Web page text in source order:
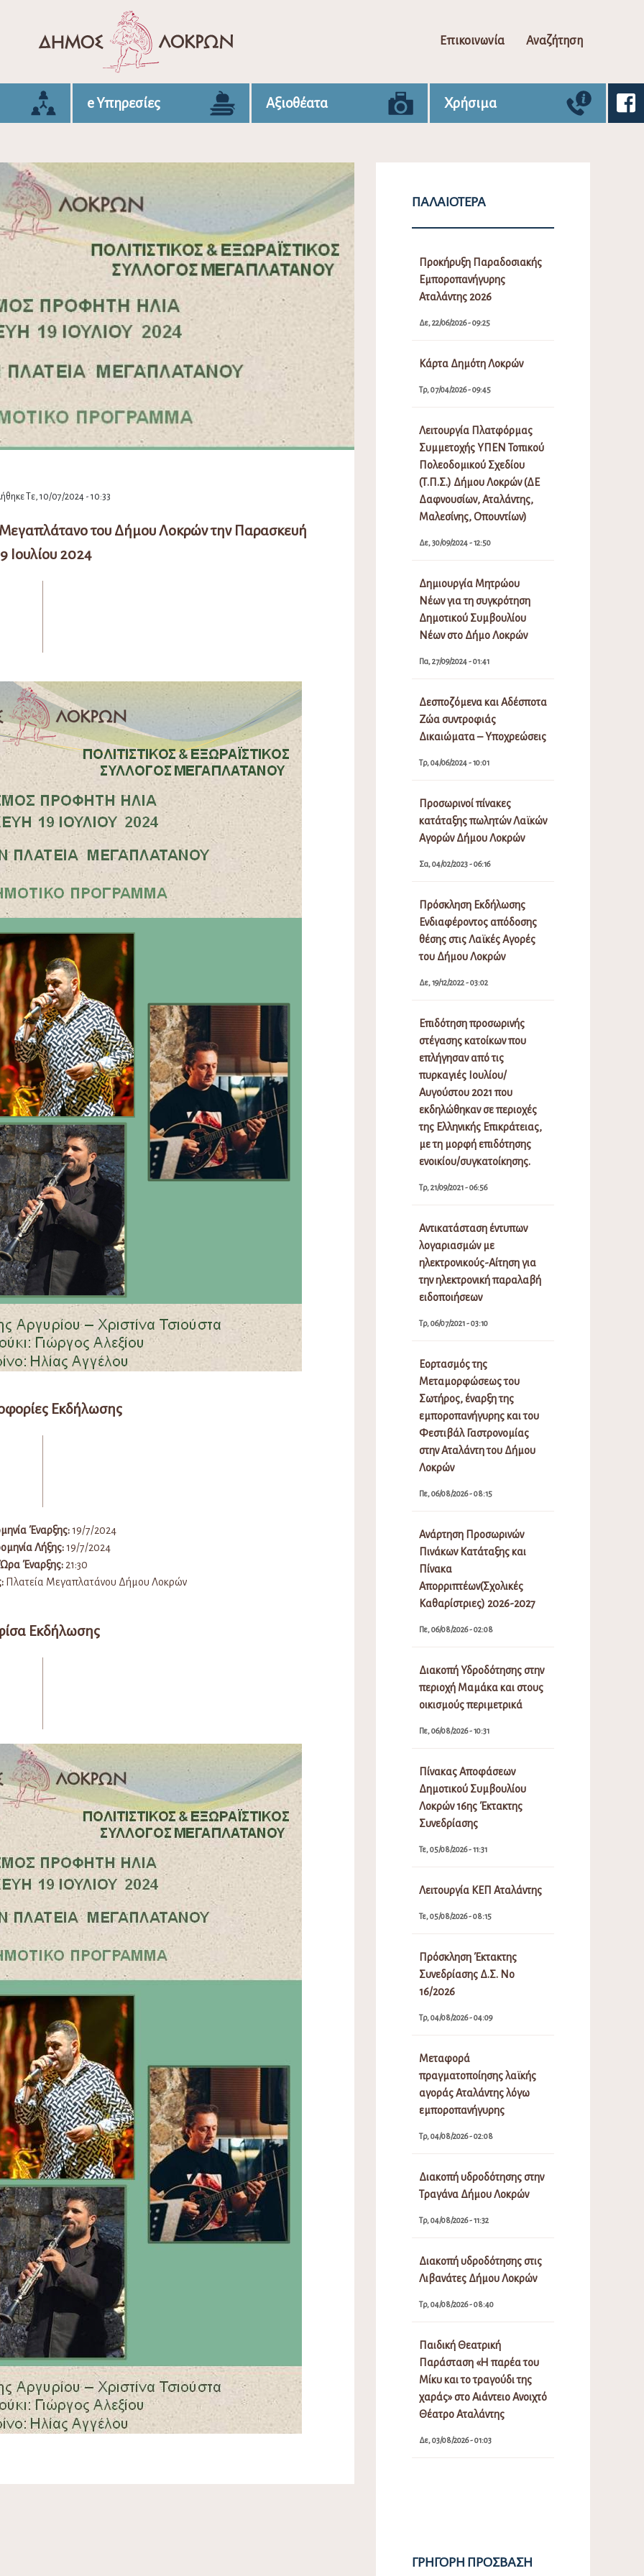
Επικοινωνία Αναζήτηση
e Υπηρεσίες Αξιοθέατα Χρήσιμα
Τε, 10/07/2024 - 10:33
του Δήμου Λοκρών την Παρασκευή
Ιουλίου 2024
Εκδήλωσης
Έναρξης:19/7/2024
Λήξης:19/7/2024
Έναρξης:21:30
Πλατεία Μεγαπλατάνου Δήμου Λοκρών
Εκδήλωσης
ΠΑΛΑΙΌΤΕΡΑ
Προκήρυξη Παραδοσιακής
Εμποροπανήγυρης
Αταλάντης 2026
Δε, 22/06/2026 - 09:25
Κάρτα Δημότη Λοκρών
Τρ, 07/04/2026 - 09:45
Λειτουργία Πλατφόρμας
Συμμετοχής ΥΠΕΝ Τοπικού
Πολεοδομικού Σχεδίου
(Τ.Π.Σ.) Δήμου Λοκρών (ΔΕ
Δαφνουσίων, Αταλάντης,
Μαλεσίνης, Οπουντίων)
Δε, 30/09/2024 - 12:50
Δημιουργία Μητρώου
Νέων για τη συγκρότηση
Δημοτικού Συμβουλίου
Νέων στο Δήμο Λοκρών
Πα, 27/09/2024 - 01:41
Δεσποζόμενα και Αδέσποτα
Ζώα συντροφιάς
Δικαιώματα – Υποχρεώσεις
Τρ, 04/06/2024 - 10:01
Προσωρινοί πίνακες
κατάταξης πωλητών Λαϊκών
Αγορών Δήμου Λοκρών
Σα, 04/02/2023 - 06:16
Πρόσκληση Εκδήλωσης
Ενδιαφέροντος απόδοσης
θέσης στις Λαϊκές Αγορές
του Δήμου Λοκρών
Δε, 19/12/2022 - 03:02
Επιδότηση προσωρινής
στέγασης κατοίκων που
επλήγησαν από τις
πυρκαγιές Ιουλίου/
Αυγούστου 2021 που
εκδηλώθηκαν σε περιοχές
της Ελληνικής Επικράτειας,
με τη μορφή επιδότησης
ενοικίου/συγκατοίκησης.
Τρ, 21/09/2021 - 06:56
Αντικατάσταση έντυπων
λογαριασμών με
ηλεκτρονικούς-Αίτηση για
την ηλεκτρονική παραλαβή
ειδοποιήσεων
Τρ, 06/07/2021 - 03:10
Εορτασμός της
Μεταμορφώσεως του
Σωτήρος, έναρξη της
εμποροπανήγυρης και του
Φεστιβάλ Γαστρονομίας
στην Αταλάντη του Δήμου
Λοκρών
Πε, 06/08/2026 - 08:15
Ανάρτηση Προσωρινών
Πινάκων Κατάταξης και
Πίνακα
Απορριπτέων(Σχολικές
Καθαρίστριες) 2026-2027
Πε, 06/08/2026 - 02:08
Διακοπή Υδροδότησης στην
περιοχή Μαμάκα και στους
οικισμούς περιμετρικά
Πε, 06/08/2026 - 10:31
Πίνακας Αποφάσεων
Δημοτικού Συμβουλίου
Λοκρών 16ης Έκτακτης
Συνεδρίασης
Τε, 05/08/2026 - 11:31
Λειτουργία ΚΕΠ Αταλάντης
Τε, 05/08/2026 - 08:15
Πρόσκληση Έκτακτης
Συνεδρίασης Δ.Σ. Νο
16/2026
Τρ, 04/08/2026 - 04:09
Μεταφορά
πραγματοποίησης λαϊκής
αγοράς Αταλάντης λόγω
εμποροπανήγυρης
Τρ, 04/08/2026 - 02:08
Διακοπή υδροδότησης στην
Τραγάνα Δήμου Λοκρών
Τρ, 04/08/2026 - 11:32
Διακοπή υδροδότησης στις
Λιβανάτες Δήμου Λοκρών
Τρ, 04/08/2026 - 08:40
Παιδική Θεατρική
Παράσταση «Η παρέα του
Μίκυ και το τραγούδι της
χαράς» στο Αιάντειο Ανοιχτό
Θέατρο Αταλάντης
Δε, 03/08/2026 - 01:03
ΓΡΉΓΟΡΗ ΠΡΌΣΒΑΣΗ